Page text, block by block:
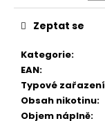
Kategorie:
EAN:
Typové zařazení
Obsah nikotinu:
Objem náplně:
Zeptat se